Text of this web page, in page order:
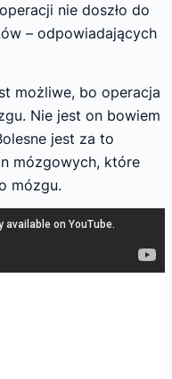
nie doszło do
– odpowiadających
możliwe, bo operacja
Nie jest on bowiem
jest za to
mózgowych, które
mózgu.